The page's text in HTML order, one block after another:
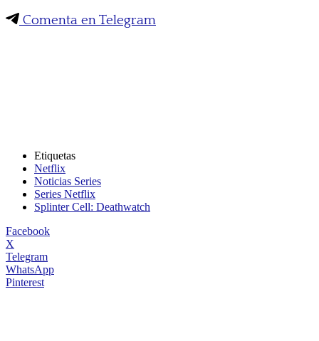
Comenta en Telegram
Etiquetas
Netflix
Noticias Series
Series Netflix
Splinter Cell: Deathwatch
Facebook
X
Telegram
WhatsApp
Pinterest